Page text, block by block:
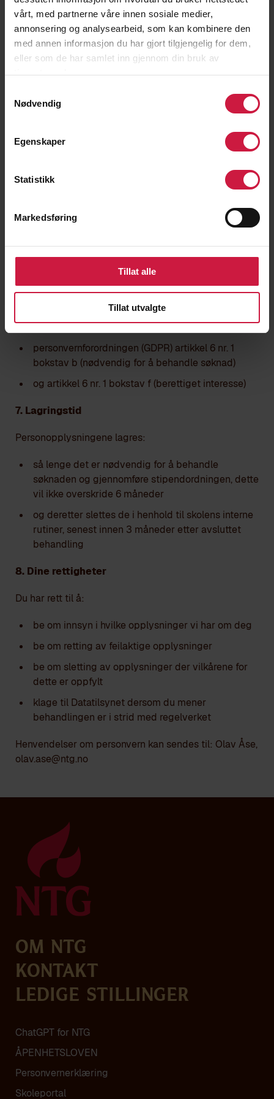
vårt, med partnerne våre innen sosiale medier,
annonsering og analysearbeid, som kan kombinere den
med annen informasjon du har gjort tilgjengelig for dem,
eller som de har samlet inn gjennom din bruk av
tjenestene deres.
Nødvendig
Egenskaper
Statistikk
Markedsføring
Tillat alle
Tillat utvalgte
Kun vurderingskomiteen har tilgang til
opplysningene. Vurderingskomiteen består av Ida
Njåtun, Øyvind Sandbakk, Susanne Skeid Fossum
og Øyvind Eide.
Alle ansatte er underlagt taushetsplikt
Opplysningene deles ikke med andre ansatte eller
tredjeparter uten rettslig grunnlag. Navn, idrett og
offentliggjort, noe som både innebærer de som får
dekket skolepenger og kostnader til utvidet
bidra som ambassadør. Det vil ikke komme frem
Ekstern sponsor mottar kun nødvendig informasjon
6. Rettslig grunnlag
Behandlingen skjer med grunnlag i:
personvernforordningen (GDPR) artikkel 6 nr. 1
bokstav b (nødvendig for å behandle søknad)
og artikkel 6 nr. 1 bokstav f (berettiget interesse)
7. Lagringstid
Personopplysningene lagres:
så lenge det er nødvendig for å behandle
søknaden og gjennomføre stipendordningen, dette
vil ikke overskride 6 måneder
og deretter slettes de i henhold til skolens interne
rutiner, senest innen 3 måneder etter avsluttet
behandling
8. Dine rettigheter
Du har rett til å:
be om innsyn i hvilke opplysninger vi har om deg
be om retting av feilaktige opplysninger
be om sletting av opplysninger der vilkårene for
dette er oppfylt
klage til Datatilsynet dersom du mener
behandlingen er i strid med regelverket
Henvendelser om personvern kan sendes til: Olav Åse,
olav.ase@ntg.no
Om NTG
Kontakt
Ledige stillinger
ChatGPT for NTG
ÅPENHETSLOVEN
Personvern­erklæring
Skoleportal